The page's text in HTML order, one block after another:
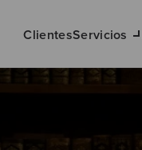
ClientesServicios